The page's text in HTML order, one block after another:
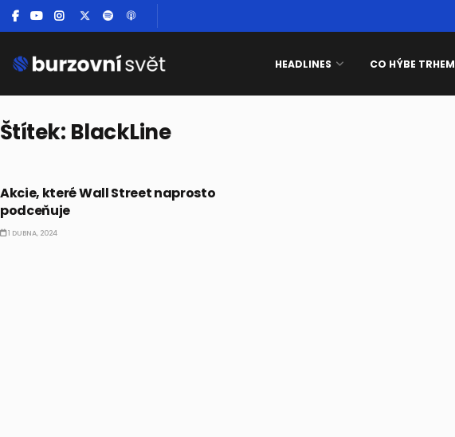
HEADLINES CO HÝBE TRHEM
Štítek: BlackLine
Akcie, které Wall Street naprosto
podceňuje
1 DUBNA, 2024